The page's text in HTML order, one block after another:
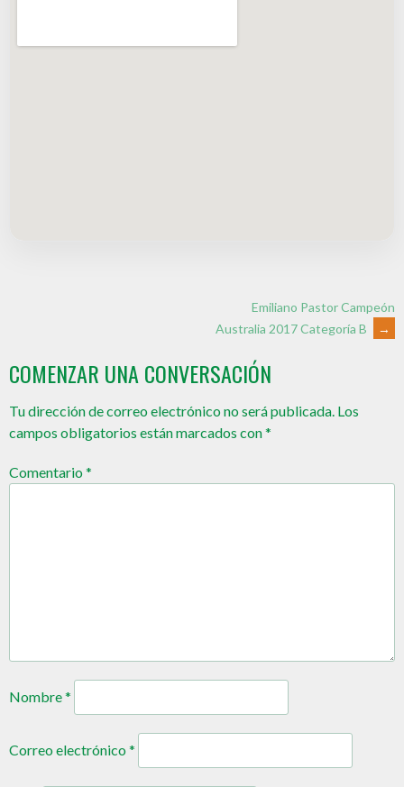
Emiliano Pastor Campeón
Australia 2017 Categoría B
→
COMENZAR UNA CONVERSACIÓN
Tu dirección de correo electrónico no será publicada. Los
campos obligatorios están marcados con*
Comentario*
Nombre*
Correo electrónico*